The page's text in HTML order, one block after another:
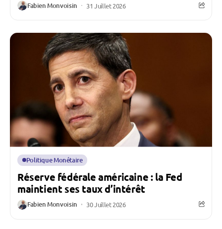
Fabien Monvoisin 31 Juillet 2026
Politique Monétaire
Réserve fédérale américaine : la Fed
maintient ses taux d’intérêt
Fabien Monvoisin 30 Juillet 2026